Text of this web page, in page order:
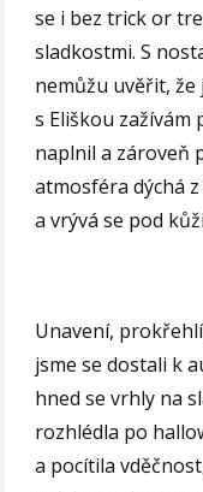
se i bez trick or
sladkostmi. S
nemůžu uvěřit,
s Eliškou
naplnil a zároveň
atmosféra dýchá
a vrývá se pod
Unavení,
jsme se dostali k
hned se vrhly na
rozhlédla po
a pocítila